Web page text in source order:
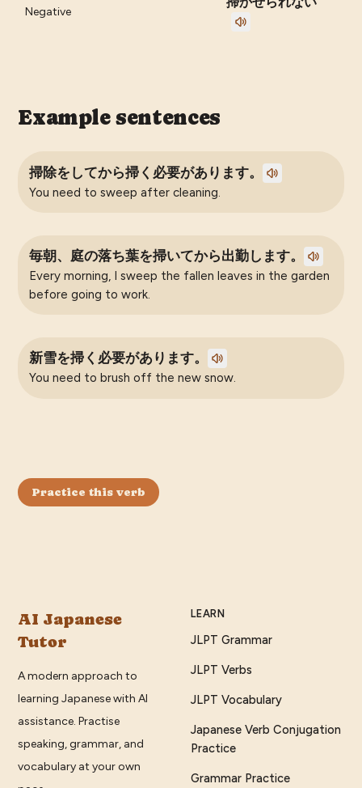
Negative
Example sentences
掃除をしてから掃く必要があります。
You need to sweep after cleaning.
毎朝、庭の落ち葉を掃いてから出勤します。
Every morning, I sweep the fallen leaves in the garden
before going to work.
新雪を掃く必要があります。
You need to brush off the new snow.
Practice this verb
AI Japanese
Tutor
A modern approach to
learning Japanese with AI
assistance. Practise
speaking, grammar, and
vocabulary at your own
LEARN
JLPT Grammar
JLPT Verbs
JLPT Vocabulary
Japanese Verb Conjugation
Practice
Grammar Practice